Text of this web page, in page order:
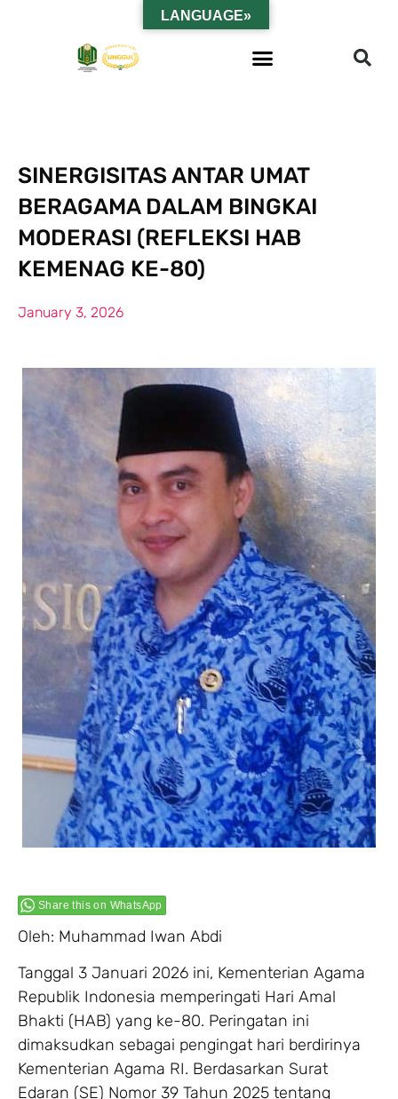
SINERGISITAS ANTAR UMAT
BERAGAMA DALAM BINGKAI
MODERASI (REFLEKSI HAB
KEMENAG KE-80)
January 3, 2026
Share this on WhatsApp
Oleh: Muhammad Iwan Abdi
Tanggal 3 Januari 2026 ini, Kementerian Agama
Republik Indonesia memperingati Hari Amal
Bhakti (HAB) yang ke-80. Peringatan ini
dimaksudkan sebagai pengingat hari berdirinya
Kementerian Agama RI. Berdasarkan Surat
Edaran (SE) Nomor 39 Tahun 2025 tentang
LANGUAGE»